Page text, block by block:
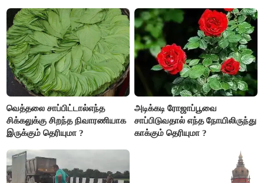
வெத்தலை சாப்பிட்டால்எந்த
சிக்கலுக்கு சிறந்த நிவாரணியாக
இருக்கும் தெரியுமா ?
அடிக்கடி ரோஜாப்பூவை
சாப்பிடுவதால் எந்த நோயிலிருந்து
காக்கும் தெரியுமா ?